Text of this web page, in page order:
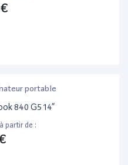
portable
840 G5 14”
partir de :